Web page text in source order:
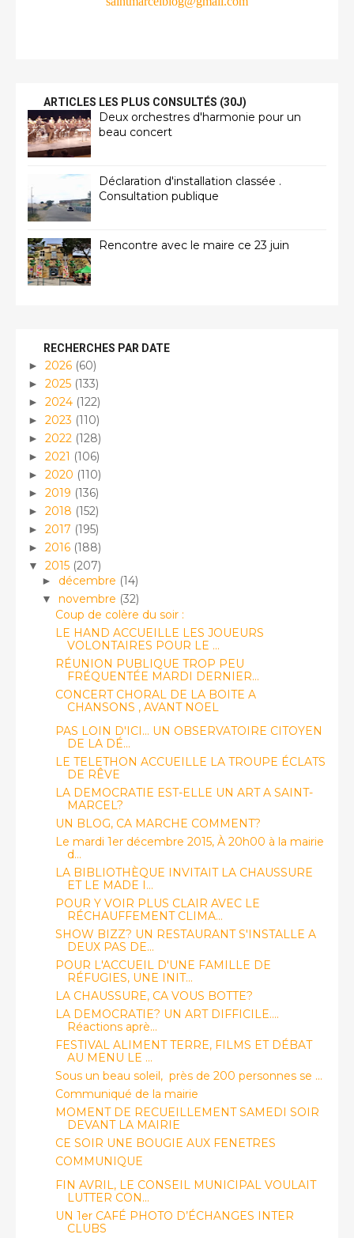
ARTICLES LES PLUS CONSULTÉS (30J)
Deux orchestres d'harmonie pour un
beau concert
Déclaration d'installation classée .
Consultation publique
Rencontre avec le maire ce 23 juin
RECHERCHES PAR DATE
► 2026 (60)
► 2025 (133)
► 2024 (122)
► 2023 (110)
► 2022 (128)
► 2021 (106)
► 2020 (110)
► 2019 (136)
► 2018 (152)
► 2017 (195)
► 2016 (188)
▼ 2015 (207)
► décembre (14)
▼ novembre (32)
Coup de colère du soir :
LE HAND ACCUEILLE LES JOUEURS
VOLONTAIRES POUR LE ...
RÉUNION PUBLIQUE TROP PEU
FRÉQUENTÉE MARDI DERNIER...
CONCERT CHORAL DE LA BOITE A
CHANSONS , AVANT NOEL
PAS LOIN D'ICI... UN OBSERVATOIRE CITOYEN
DE LA DÉ...
LE TELETHON ACCUEILLE LA TROUPE ÉCLATS
DE RÊVE
LA DEMOCRATIE EST-ELLE UN ART A SAINT-
MARCEL?
UN BLOG, CA MARCHE COMMENT?
Le mardi 1er décembre 2015, À 20h00 à la mairie
d...
LA BIBLIOTHÈQUE INVITAIT LA CHAUSSURE
ET LE MADE I...
POUR Y VOIR PLUS CLAIR AVEC LE
RÉCHAUFFEMENT CLIMA...
SHOW BIZZ? UN RESTAURANT S'INSTALLE A
DEUX PAS DE...
POUR L'ACCUEIL D'UNE FAMILLE DE
RÉFUGIES, UNE INIT...
LA CHAUSSURE, CA VOUS BOTTE?
LA DEMOCRATIE? UN ART DIFFICILE....
Réactions aprè...
FESTIVAL ALIMENT TERRE, FILMS ET DÉBAT
AU MENU LE ...
Sous un beau soleil, près de 200 personnes se ...
Communiqué de la mairie
MOMENT DE RECUEILLEMENT SAMEDI SOIR
DEVANT LA MAIRIE
CE SOIR UNE BOUGIE AUX FENETRES
COMMUNIQUE
FIN AVRIL, LE CONSEIL MUNICIPAL VOULAIT
LUTTER CON...
UN 1er CAFÉ PHOTO D’ÉCHANGES INTER
CLUBS